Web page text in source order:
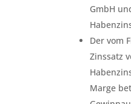
GmbH
Der vom
Zinssatz
Marge